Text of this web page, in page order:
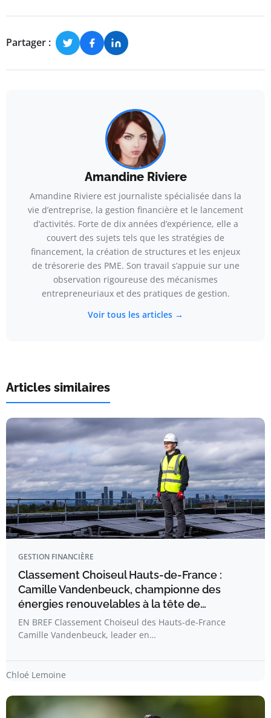
Partager :
Amandine Riviere
Amandine Riviere est journaliste spécialisée dans la
vie d’entreprise, la gestion financière et le lancement
d’activités. Forte de dix années d’expérience, elle a
couvert des sujets tels que les stratégies de
financement, la création de structures et les enjeux
de trésorerie des PME. Son travail s’appuie sur une
observation rigoureuse des mécanismes
entrepreneuriaux et des pratiques de gestion.
Voir tous les articles →
Articles similaires
GESTION FINANCIÈRE
Classement Choiseul Hauts-de-France :
Camille Vandenbeuck, championne des
énergies renouvelables à la tête de…
EN BREF Classement Choiseul des Hauts-de-France
Camille Vandenbeuck, leader en…
Chloé Lemoine